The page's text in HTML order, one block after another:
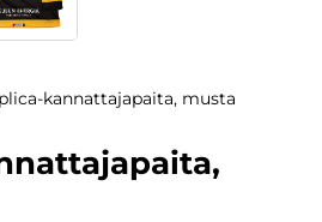
kannattajapaita, musta